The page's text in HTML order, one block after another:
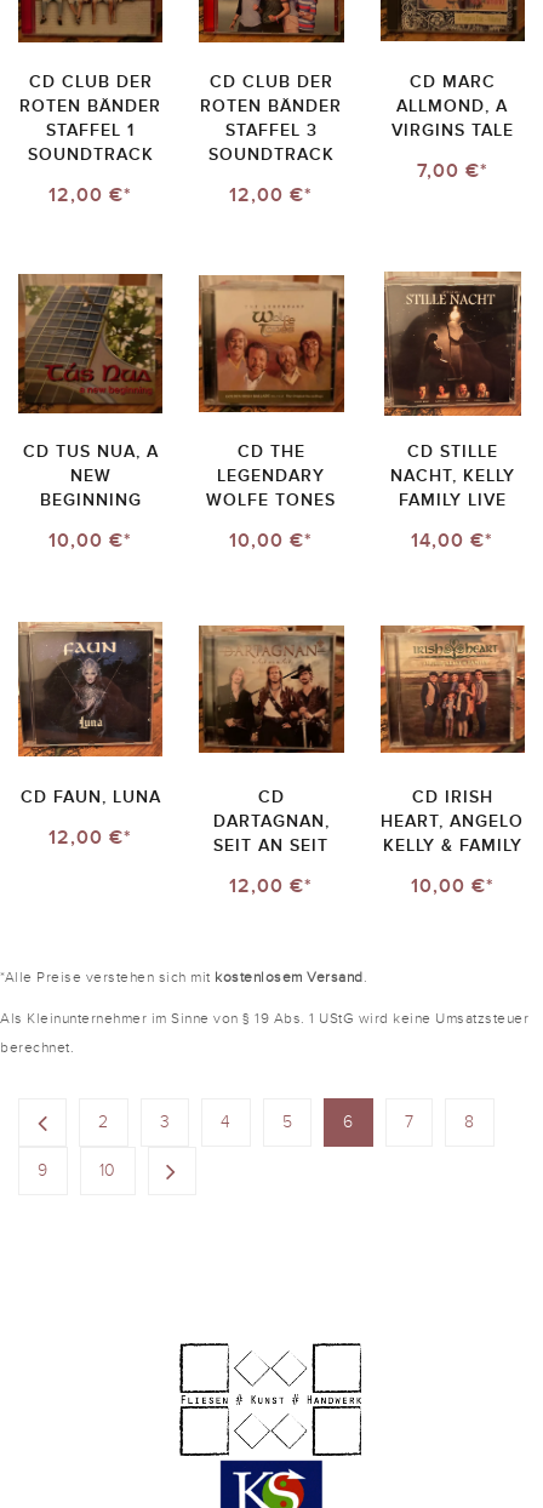
CD CLUB DER
ROTEN BÄNDER
STAFFEL 1
SOUNDTRACK
12,00 €*
CD CLUB DER
ROTEN BÄNDER
STAFFEL 3
SOUNDTRACK
12,00 €*
CD MARC
ALLMOND, A
VIRGINS TALE
7,00 €*
CD TUS NUA, A
NEW
BEGINNING
10,00 €*
CD THE
LEGENDARY
WOLFE TONES
10,00 €*
CD STILLE
NACHT, KELLY
FAMILY LIVE
14,00 €*
CD FAUN, LUNA
12,00 €*
CD
DARTAGNAN,
SEIT AN SEIT
12,00 €*
CD IRISH
HEART, ANGELO
KELLY & FAMILY
10,00 €*
*Alle Preise verstehen sich mit kostenlosem Versand.
Als Kleinunternehmer im Sinne von § 19 Abs. 1 UStG wird keine Umsatzsteuer
berechnet.
2 3 4 5 6 7 8
9 10